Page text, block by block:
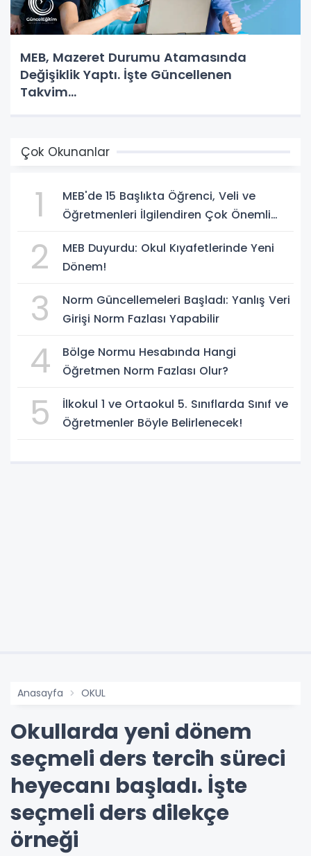
MEB, Mazeret Durumu Atamasında
Değişiklik Yaptı. İşte Güncellenen
Takvim...
Çok Okunanlar
1
MEB'de 15 Başlıkta Öğrenci, Veli ve
Öğretmenleri İlgilendiren Çok Önemli
2
MEB Duyurdu: Okul Kıyafetlerinde Yeni
Dönem!
3
Norm Güncellemeleri Başladı: Yanlış Veri
Girişi Norm Fazlası Yapabilir
4
Bölge Normu Hesabında Hangi
Öğretmen Norm Fazlası Olur?
5
İlkokul 1 ve Ortaokul 5. Sınıflarda Sınıf ve
Öğretmenler Böyle Belirlenecek!
Anasayfa OKUL
Okullarda yeni dönem
seçmeli ders tercih süreci
heyecanı başladı. İşte
seçmeli ders dilekçe
örneği